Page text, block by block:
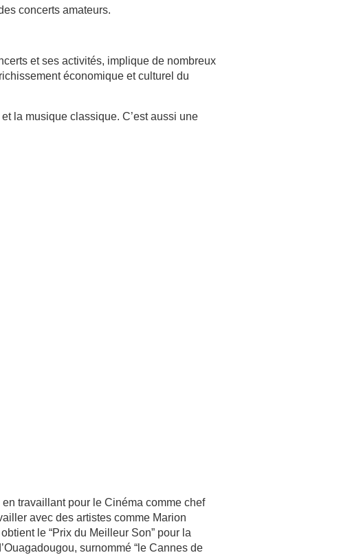
concerts amateurs.
et ses activités, implique de nombreux
économique et culturel du
la musique classique. C’est aussi une
travaillant pour le Cinéma comme chef
avec des artistes comme Marion
le “Prix du Meilleur Son” pour la
surnommé “le Cannes de